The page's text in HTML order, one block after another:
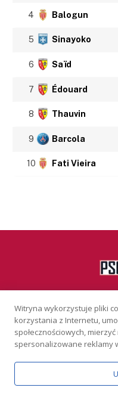
4 Balogun
5 Sinayoko
6 Saïd
7 Édouard
8 Thauvin
9 Barcola
10 Fati Vieira
KONTAKT
Serwis wyłącznie dla osób
Graj odpowiedzialnie.
Witryna wykorzystuje pliki
korzystania z Internetu,
społecznościowych,
spersonalizowane reklamy